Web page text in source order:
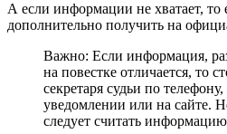
А если информации не хватает, то
дополнительно получить на
Важно: Если информация,
на повестке отличается, то
секретаря судьи по
уведомлении или на сайте.
следует считать